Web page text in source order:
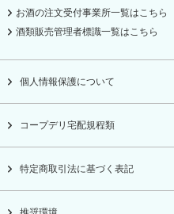
お酒の注文受付事業所一覧はこちら
酒類販売管理者標識一覧はこちら
個人情報保護について
コープデリ宅配規程類
特定商取引法に基づく表記